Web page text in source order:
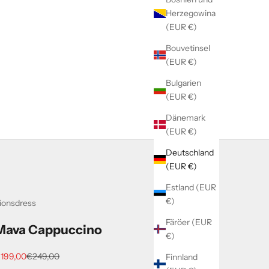
Herzegowina
(EUR €)
Bouvetinsel
(EUR €)
Bulgarien
(EUR €)
Dänemark
(EUR €)
Deutschland
(EUR €)
Estland (EUR
€)
Färöer (EUR
€)
Finnland
Cappuccino
Regulärer Preis
€249,00